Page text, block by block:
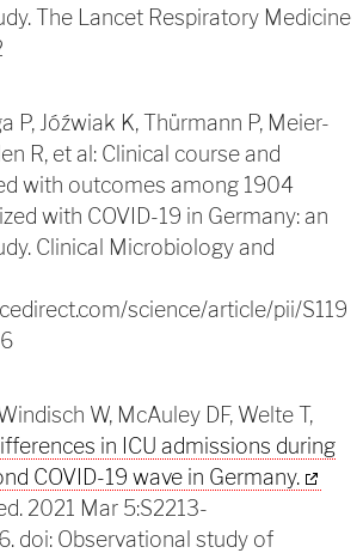
The Lancet Respiratory Medicine
P, Jóźwiak K, Thürmann P, Meier-
R, et al: Clinical course and
with outcomes among 1904
with COVID-19 in Germany: an
Clinical Microbiology and
science/article/pii/S119
W, McAuley DF, Welte T,
in ICU admissions during
COVID-19 wave in Germany.
2021 Mar 5:S2213-
doi: Observational study of